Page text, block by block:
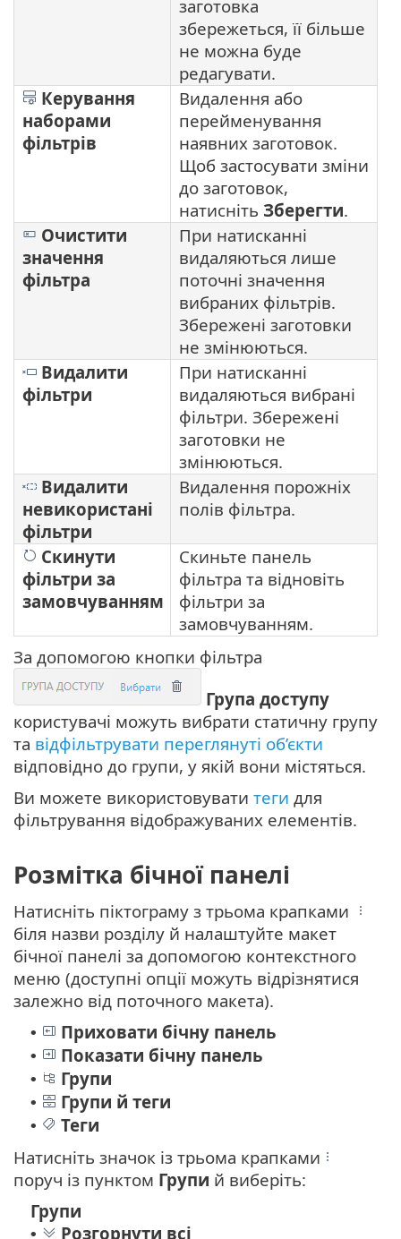
заготовка
збережеться, її більше
не можна буде
редагувати.
Керування
наборами
фільтрів
Видалення або
перейменування
наявних заготовок.
Щоб застосувати зміни
до заготовок,
натисніть Зберегти.
Очистити
значення
фільтра
При натисканні
видаляються лише
поточні значення
вибраних фільтрів.
Збережені заготовки
не змінюються.
Видалити
фільтри
При натисканні
видаляються вибрані
фільтри. Збережені
заготовки не
змінюються.
Видалити
невикористані
фільтри
Видалення порожніх
полів фільтра.
Скинути
фільтри за
замовчуванням
Скиньте панель
фільтра та відновіть
фільтри за
замовчуванням.
За допомогою кнопки фільтра
Група доступу
користувачі можуть вибрати статичну групу
та відфільтрувати переглянуті об’єкти
відповідно до групи, у якій вони містяться.
Ви можете використовувати теги для
фільтрування відображуваних елементів.
Розмітка бічної панелі
Натисніть піктограму з трьома крапками
біля назви розділу й налаштуйте макет
бічної панелі за допомогою контекстного
меню (доступні опції можуть відрізнятися
залежно від поточного макета).
• Приховати бічну панель
• Показати бічну панель
• Групи
• Групи й теги
•
Теги
Натисніть значок із трьома крапками
поруч із пунктом Групи й виберіть:
Групи
• Розгорнути всі